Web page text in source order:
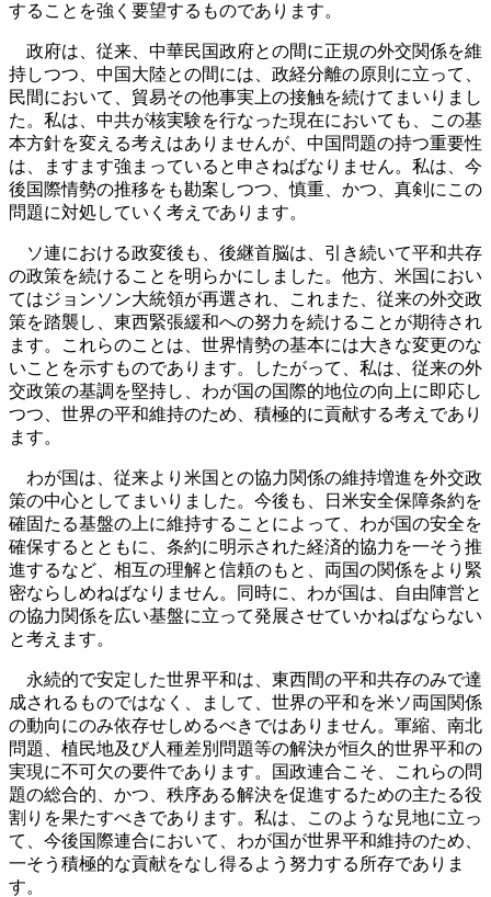
することを強く要望するものであります。
政府は、従来、中華民国政府との間に正規の外交関係を維
持しつつ、中国大陸との間には、政経分離の原則に立って、
民間において、貿易その他事実上の接触を続けてまいりまし
た。私は、中共が核実験を行なった現在においても、この基
本方針を変える考えはありませんが、中国問題の持つ重要性
は、ますます強まっていると申さねばなりません。私は、今
後国際情勢の推移をも勘案しつつ、慎重、かつ、真剣にこの
問題に対処していく考えであります。
ソ連における政変後も、後継首脳は、引き続いて平和共存
の政策を続けることを明らかにしました。他方、米国におい
てはジョンソン大統領が再選され、これまた、従来の外交政
策を踏襲し、東西緊張緩和への努力を続けることが期待され
ます。これらのことは、世界情勢の基本には大きな変更のな
いことを示すものであります。したがって、私は、従来の外
交政策の基調を堅持し、わが国の国際的地位の向上に即応し
つつ、世界の平和維持のため、積極的に貢献する考えであり
ます。
わが国は、従来より米国との協力関係の維持増進を外交政
策の中心としてまいりました。今後も、日米安全保障条約を
確固たる基盤の上に維持することによって、わが国の安全を
確保するとともに、条約に明示された経済的協力を一そう推
進するなど、相互の理解と信頼のもと、両国の関係をより緊
密ならしめねばなりません。同時に、わが国は、自由陣営と
の協力関係を広い基盤に立って発展させていかねばならない
と考えます。
永続的で安定した世界平和は、東西間の平和共存のみで達
成されるものではなく、まして、世界の平和を米ソ両国関係
の動向にのみ依存せしめるべきではありません。軍縮、南北
問題、植民地及び人種差別問題等の解決が恒久的世界平和の
実現に不可欠の要件であります。国政連合こそ、これらの問
題の総合的、かつ、秩序ある解決を促進するための主たる役
割りを果たすべきであります。私は、このような見地に立っ
て、今後国際連合において、わが国が世界平和維持のため、
一そう積極的な貢献をなし得るよう努力する所存でありま
す。